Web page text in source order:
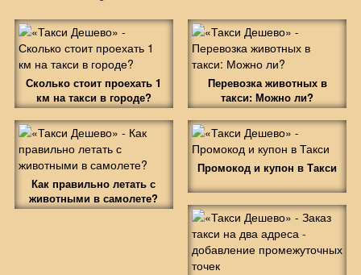
Сколько стоит проехать 1
км на такси в городе?
Перевозка животных в
такси: Можно ли?
Как правильно летать с
животными в самолете?
Промокод и купон в Такси